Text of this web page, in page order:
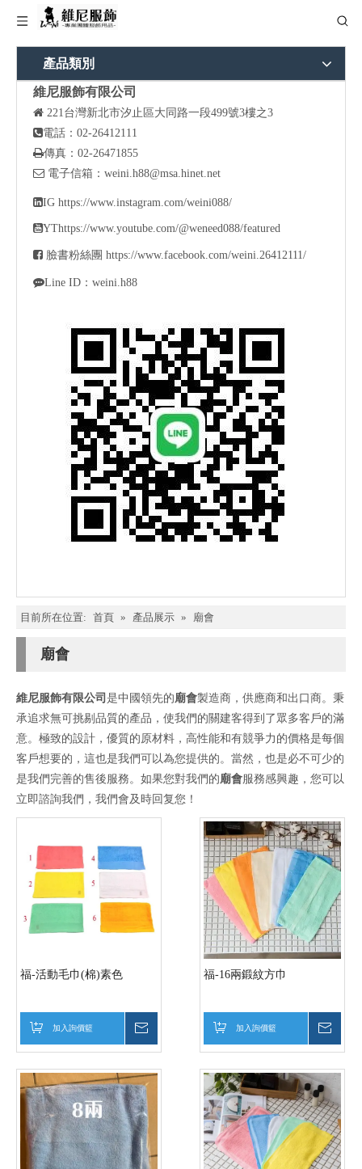
產品類別
維尼服飾有限公司
 221台灣新北市汐止區大同路一段499號3樓之3
電話：02-26412111
傳真：02-26471855
 電子信箱： weini.h88@msa.hinet.net
IG https://www.instagram.com/weini088/
YThttps://www.youtube.com/@weneed088/featured
 臉書粉絲團 https://www.facebook.com/weini.26412111/
Line ID：weini.h88
目前所在位置: 首頁 » 產品展示 » 廟會
廟會
維尼服飾有限公司 是中國領先的廟會製造商，供應商和出口商。秉
承追求無可挑剔品質的產品，使我們的關建客得到了眾多客戶的滿
意。極致的設計，優質的原材料，高性能和有競爭力的價格是每個
客戶想要的，這也是我們可以為您提供的。當然，也是必不可少的
是我們完善的售後服務。如果您對我們的廟會服務感興趣，您可以
立即諮詢我們，我們會及時回复您！
福-活動毛巾(棉)素色
加入詢價籃
福-16兩鍛紋方巾
加入詢價籃